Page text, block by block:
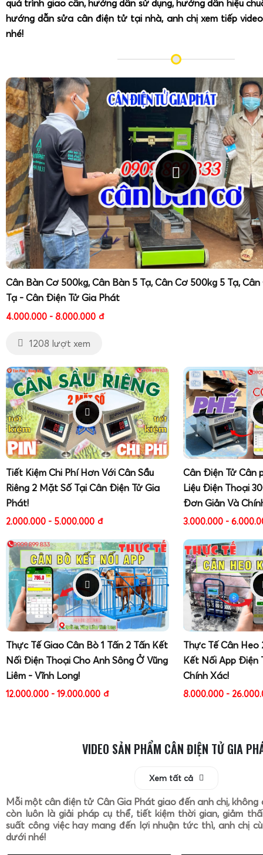
quá trình giao cân, hướng dẫn sử dụng, hướng dẫn hiệu
hướng dẫn sửa cân điện tử tại nhà, anh chị xem tiếp
nhé!
Cân Bàn Cơ 500kg, Cân Bàn 5 Tạ, Cân Cơ 500kg 5 Tạ,
Tạ - Cân Điện Tử Gia Phát
4.000.000 - 8.000.000 đ
1208 lượt xem
Tiết Kiệm Chi Phí Hơn Với Cân Sầu
Riêng 2 Mặt Số Tại Cân Điện Tử Gia
Phát!
2.000.000 - 5.000.000 đ
Cân Điện Tử Cân
Liệu Điện Thoại
Đơn Giản Và
3.000.000 -
Thực Tế Giao Cân Bò 1 Tấn 2 Tấn Kết
Nối Điện Thoại Cho Anh Sông Ở Vũng
Liêm - Vĩnh Long!
12.000.000 - 19.000.000 đ
Thực Tế Cân
Kết Nối App Điện
Chính Xác!
8.000.000 -
VIDEO SẢN PHẨM CÂN ĐIỆN TỬ GIA
Xem tất cả
Mỗi một cân điện tử Cân Gia Phát giao đến anh chị, không
còn luôn là giải pháp cụ thể, tiết kiệm thời gian, giảm
suất công việc hay mang đến lợi nhuận tức thì, anh chị
dưới nhé!